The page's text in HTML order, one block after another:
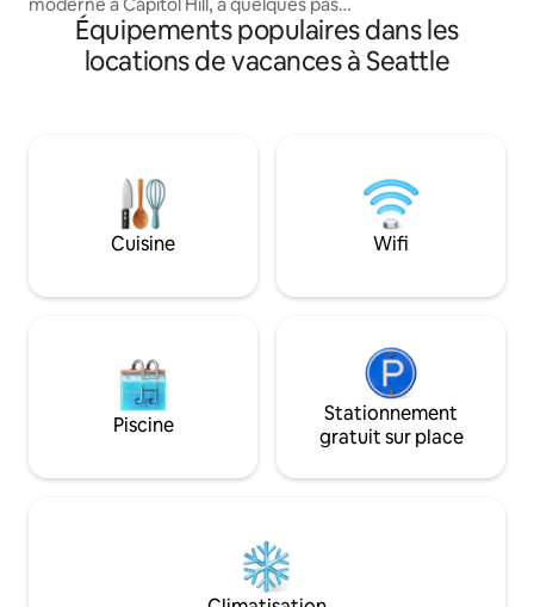
des parcs, des magasins, des
restaurants et des gares routières.
Profitez d'un parking sécurisé pour une
d'une technologie intelligente pour les
lumières, les serrures et plus encore. Il
dispose également d'une cuisine et
d'une salle de bain sans contact, d'un
entièrement approvisionnée.
télévision
linge/sèche-linge
parfait pour vous
séjours courts et
dès maintenant
urbaine
** Il n'y a pas de
seulement la
**
Équipements populaires dans les
locations de vacances à Seattle
Cuisine Wifi
Piscine
Stationnement
gratuit sur place